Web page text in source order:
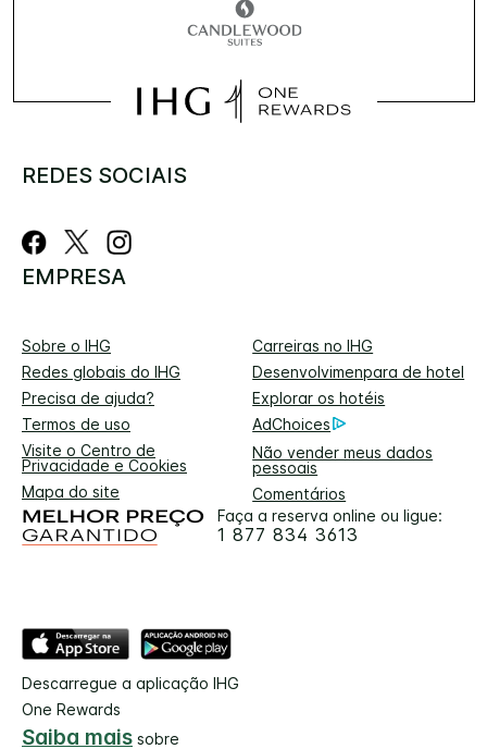
REDES SOCIAIS
EMPRESA
Sobre o IHG
Carreiras no IHG
Redes globais do IHG
Desenvolvimenpara de hotel
Precisa de ajuda?
Explorar os hotéis
Termos de uso
AdChoices
Visite o Centro de
Privacidade e Cookies
Não vender meus dados
pessoais
Mapa do site
Comentários
Faça a reserva online ou ligue:
1 877 834 3613
Descarregue a aplicação IHG
One Rewards
Saiba mais sobre